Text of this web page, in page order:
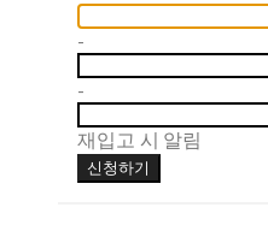
-
-
재입고 시 알림
신청하기